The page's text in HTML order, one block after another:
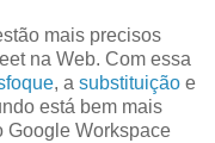
mais precisos
na Web. Com essa
, a substituição e
está bem mais
Google Workspace